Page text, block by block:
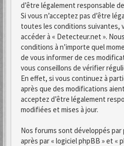
d’être légalement responsable
Si vous n’acceptez pas d’être
toutes les conditions suivantes,
accéder à « Detecteur.net ».
conditions à n’importe quel
de vous informer de ces
vous conseillons de vérifier
En effet, si vous continuez à
après que des modifications
acceptez d’être légalement
modifiées et mises à jour.
Nos forums sont développés par
après par « logiciel phpBB » et «